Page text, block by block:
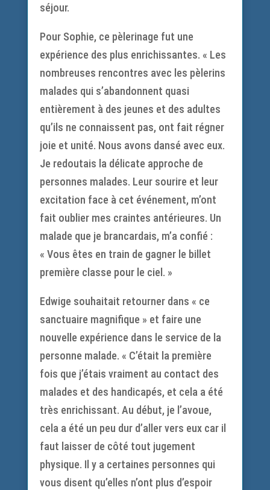
séjour.
Pour Sophie, ce pèlerinage fut une
expérience des plus enrichissantes. « Les
nombreuses rencontres avec les pèlerins
malades qui s’abandonnent quasi
entièrement à des jeunes et des adultes
qu’ils ne connaissent pas, ont fait régner
joie et unité. Nous avons dansé avec eux.
Je redoutais la délicate approche de
personnes malades. Leur sourire et leur
excitation face à cet événement, m’ont
fait oublier mes craintes antérieures. Un
malade que je brancardais, m’a confié :
« Vous êtes en train de gagner le billet
première classe pour le ciel. »
Edwige souhaitait retourner dans « ce
sanctuaire magnifique » et faire une
nouvelle expérience dans le service de la
personne malade. « C’était la première
fois que j’étais vraiment au contact des
malades et des handicapés, et cela a été
très enrichissant. Au début, je l’avoue,
cela a été un peu dur d’aller vers eux car il
faut laisser de côté tout jugement
physique. Il y a certaines personnes qui
vous disent qu’elles n’ont plus d’espoir